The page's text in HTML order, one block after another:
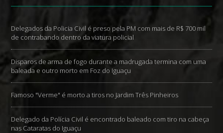
Delegados da Policia Civil é preso pela PM com mais de R$ 700 mil
de contrabando dentro da viatura policial
Disparos de arma de fogo durante a madrugada termina com uma
baleada e outro morto em Foz do Iguaçu
Famoso "Verme" é morto a tiros no Jardim Três Pinheiros
Delegado da Polícia Civil é encontrado baleado com tiro na cabeça
nas Cataratas do Iguaçu